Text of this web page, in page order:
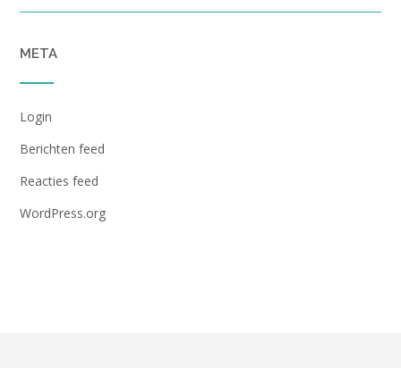
META
Login
Berichten feed
Reacties feed
WordPress.org